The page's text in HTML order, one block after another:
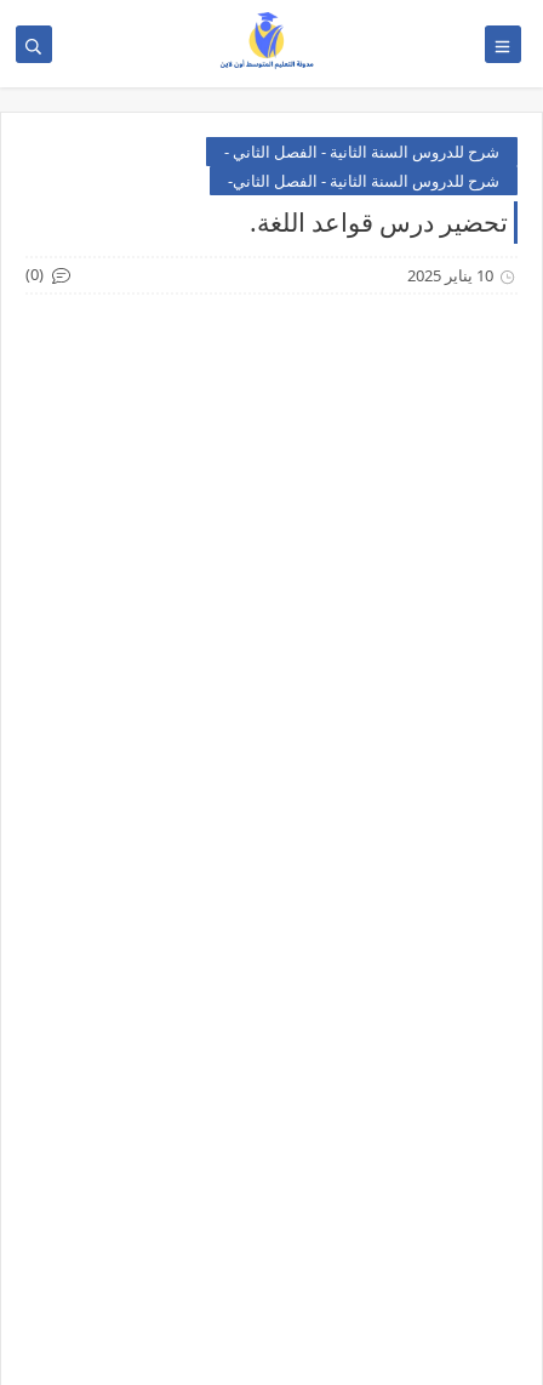
شرح للدروس السنة الثانية - الفصل الثاني -
شرح للدروس السنة الثانية - الفصل الثاني-
تحضير درس قواعد اللغة.
10 يناير 2025 (0)